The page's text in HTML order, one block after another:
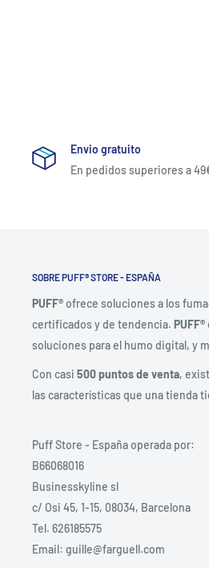
Envio gratuito
En pedidos superiores a
SOBRE PUFF® STORE - ESPAÑA
PUFF®ofrece soluciones a los
certificados y de tendencia. PUFF®
soluciones para el humo digital, y
Con casi 500 puntos de venta,
las características que una tienda
Puff Store - España operada por:
B66068016
Businesskyline sl
c/ Osi 45, 1-15, 08034, Barcelona
Tel. 626185575
Email: guille@farguell.com